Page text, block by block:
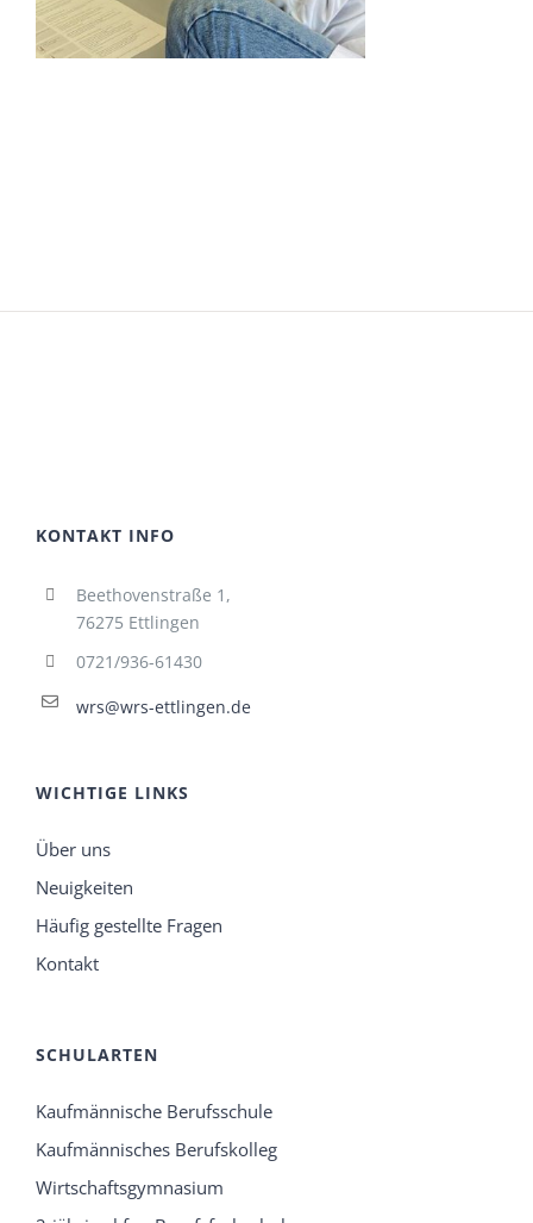
KONTAKT INFO
Beethovenstraße 1,
76275 Ettlingen
0721/936-61430
wrs@wrs-ettlingen.de
WICHTIGE LINKS
Über uns
Neuigkeiten
Häufig gestellte Fragen
Kontakt
SCHULARTEN
Kaufmännische Berufsschule
Kaufmännisches Berufskolleg
Wirtschaftsgymnasium